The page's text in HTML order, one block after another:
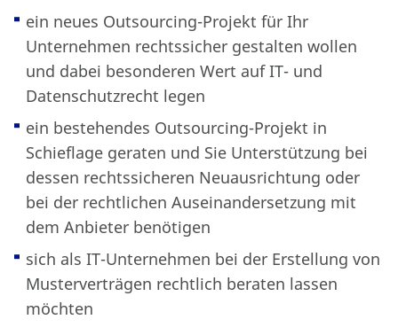
ein neues Outsourcing-Projekt für Ihr
Unternehmen rechtssicher gestalten wollen
und dabei besonderen Wert auf IT- und
Datenschutzrecht legen
ein bestehendes Outsourcing-Projekt in
Schieflage geraten und Sie Unterstützung bei
dessen rechtssicheren Neuausrichtung oder
bei der rechtlichen Auseinandersetzung mit
dem Anbieter benötigen
sich als IT-Unternehmen bei der Erstellung von
Musterverträgen rechtlich beraten lassen
möchten